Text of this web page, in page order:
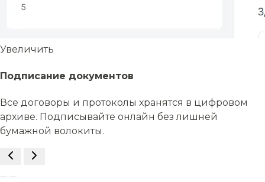
Увеличить
Подписание документов
Все договоры и протоколы хранятся в цифровом
архиве. Подписывайте онлайн без лишней
бумажной волокиты.